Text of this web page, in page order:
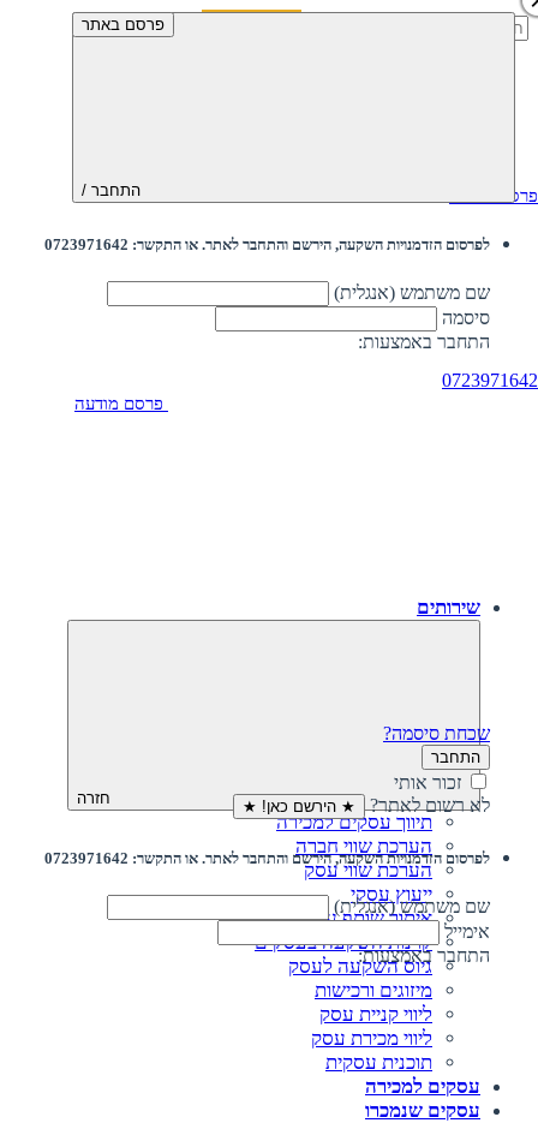
חיפוש:
0723971642
פרסם מודעה התחבר /
לפרסום הזדמנויות השקעה, הירשם והתחבר לאתר. או התקשר: 0723971642
שם משתמש (אנגלית)
סיסמה
התחבר באמצעות:
שכחת סיסמה?
התחבר
זכור אותי
לא רשום לאתר? ★ הירשם כאן! ★
פרסם באתר
לפרסום הזדמנויות השקעה, הירשם והתחבר לאתר. או התקשר: 0723971642
שם משתמש (אנגלית)
אימייל
התחבר באמצעות:
פרסם מודעה
שירותים
חזרה
תיווך עסקים למכירה
הערכת שווי חברה
הערכת שווי עסק
ייעוץ עסקי
איתור שותף עסקי
קרנות השקעה בעסקים
גיוס השקעה לעסק‎‎
מיזוגים ורכישות
ליווי קניית עסק
ליווי מכירת עסק
תוכנית עסקית
עסקים למכירה
עסקים שנמכרו